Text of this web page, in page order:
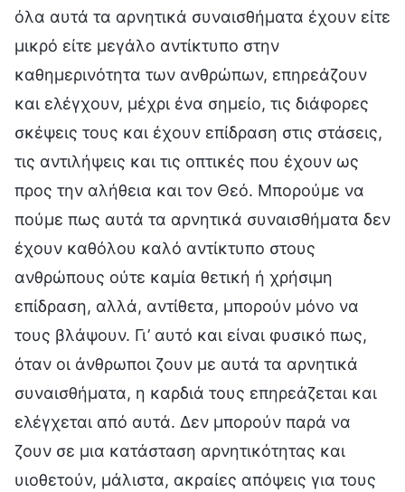
όλα αυτά τα αρνητικά συναισθήματα έχουν είτε
μικρό είτε μεγάλο αντίκτυπο στην
καθημερινότητα των ανθρώπων, επηρεάζουν
και ελέγχουν, μέχρι ένα σημείο, τις διάφορες
σκέψεις τους και έχουν επίδραση στις στάσεις,
τις αντιλήψεις και τις οπτικές που έχουν ως
προς την αλήθεια και τον Θεό. Μπορούμε να
πούμε πως αυτά τα αρνητικά συναισθήματα δεν
έχουν καθόλου καλό αντίκτυπο στους
ανθρώπους ούτε καμία θετική ή χρήσιμη
επίδραση, αλλά, αντίθετα, μπορούν μόνο να
τους βλάψουν. Γι’ αυτό και είναι φυσικό πως,
όταν οι άνθρωποι ζουν με αυτά τα αρνητικά
συναισθήματα, η καρδιά τους επηρεάζεται και
ελέγχεται από αυτά. Δεν μπορούν παρά να
ζουν σε μια κατάσταση αρνητικότητας και
υιοθετούν, μάλιστα, ακραίες απόψεις για τους